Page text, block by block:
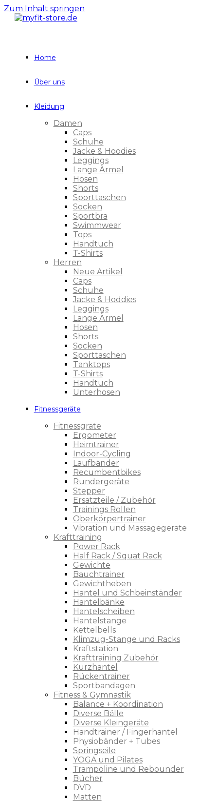
Zum Inhalt springen
Home
Über uns
Kleidung
Damen
Caps
Schuhe
Jacke & Hoodies
Leggings
Lange Ärmel
Hosen
Shorts
Sporttaschen
Socken
Sportbra
Swimmwear
Tops
Handtuch
T-Shirts
Herren
Neue Artikel
Caps
Schuhe
Jacke & Hoddies
Leggings
Lange Ärmel
Hosen
Shorts
Socken
Sporttaschen
Tanktops
T-Shirts
Handtuch
Unterhosen
Fitnessgeräte
Fitnessgräte
Ergometer
Heimtrainer
Indoor-Cycling
Laufbänder
Recumbentbikes
Rundergeräte
Stepper
Ersatzteile / Zubehör
Trainings Rollen
Oberkörpertrainer
Vibration und Massagegeräte
Krafttraining
Power Rack
Half Rack / Squat Rack
Gewichte
Bauchtrainer
Gewichtheben
Hantel und Schbeinständer
Hantelbänke
Hantelscheiben
Hantelstange
Kettelbells
Klimzug-Stange und Racks
Kraftstation
Krafttraining Zubehör
Kurzhantel
Rückentrainer
Sportbandagen
Fitness & Gymnastik
Balance + Koordination
Diverse Bälle
Diverse Kleingeräte
Handtrainer / Fingerhantel
Physiobänder + Tubes
Springseile
YOGA und Pilates
Trampoline und Rebounder
Bücher
DVD
Matten